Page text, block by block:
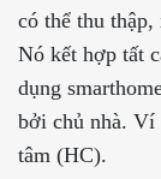
có thể thu
Nó kết hợp tất
dụng
bởi chủ nhà. Ví
tâm (HC).